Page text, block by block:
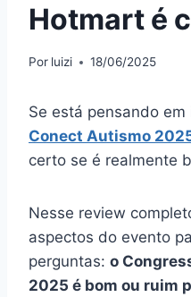
Hotmart é
Por luizi 18/06/2025
Se está pensando em
Conect Autismo
certo se é realmente
Nesse review
aspectos do evento
perguntas: o
2025 é bom ou ruim